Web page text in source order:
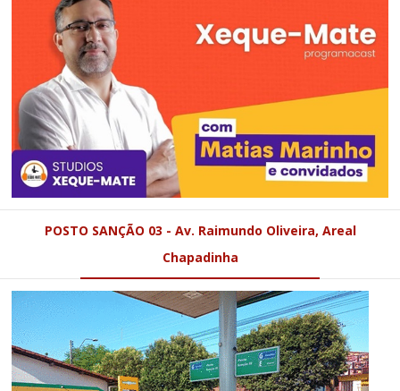
POSTO SANÇÃO 03 - Av. Raimundo Oliveira, Areal
Chapadinha